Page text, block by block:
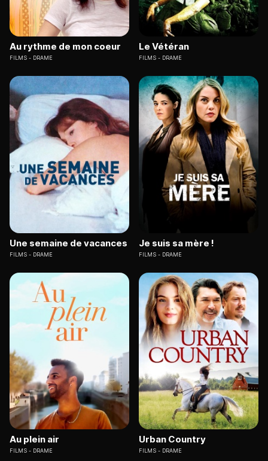
Au rythme de mon coeur
FILMS DRAME
Le Vétéran
FILMS DRAME
Une semaine de vacances
FILMS DRAME
Je suis sa mère !
FILMS DRAME
Au plein air
FILMS DRAME
Urban Country
FILMS DRAME